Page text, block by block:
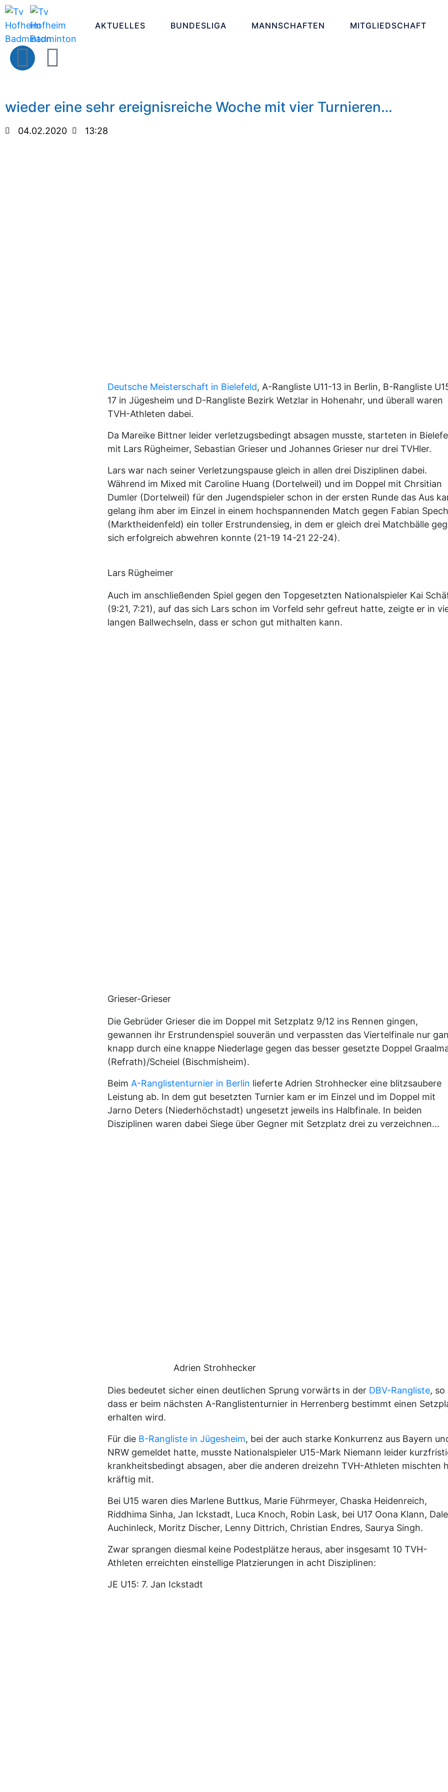
AKTUELLES BUNDESLIGA MANNSCHAFTEN MITGLIEDSCHAFT
wieder eine sehr ereignisreiche Woche mit vier Turnieren…
04.02.2020 13:28
Deutsche Meisterschaft in Bielefeld, A-Rangliste U11-13 in Berlin, B-Rangliste
17 in Jügesheim und D-Rangliste Bezirk Wetzlar in Hohenahr, und überall waren
TVH-Athleten dabei.
Da Mareike Bittner leider verletzugsbedingt absagen musste, starteten in
mit Lars Rügheimer, Sebastian Grieser und Johannes Grieser nur drei TVHler.
Lars war nach seiner Verletzungspause gleich in allen drei Disziplinen dabei.
Während im Mixed mit Caroline Huang (Dortelweil) und im Doppel mit Chrsitian
Dumler (Dortelweil) für den Jugendspieler schon in der ersten Runde das Aus
gelang ihm aber im Einzel in einem hochspannenden Match gegen Fabian
(Marktheidenfeld) ein toller Erstrundensieg, in dem er gleich drei Matchbälle
sich erfolgreich abwehren konnte (21-19 14-21 22-24).
Lars Rügheimer
Auch im anschließenden Spiel gegen den Topgesetzten Nationalspieler Kai
(9:21, 7:21), auf das sich Lars schon im Vorfeld sehr gefreut hatte, zeigte er in
langen Ballwechseln, dass er schon gut mithalten kann.
Grieser-Grieser
Die Gebrüder Grieser die im Doppel mit Setzplatz 9/12 ins Rennen gingen,
gewannen ihr Erstrundenspiel souverän und verpassten das Viertelfinale nur
knapp durch eine knappe Niederlage gegen das besser gesetzte Doppel
(Refrath)/Scheiel (Bischmisheim).
Beim A-Ranglistenturnier in Berlin lieferte Adrien Strohhecker eine blitzsaubere
Leistung ab. In dem gut besetzten Turnier kam er im Einzel und im Doppel mit
Jarno Deters (Niederhöchstadt) ungesetzt jeweils ins Halbfinale. In beiden
Disziplinen waren dabei Siege über Gegner mit Setzplatz drei zu verzeichnen…
Adrien Strohhecker
Dies bedeutet sicher einen deutlichen Sprung vorwärts in der DBV-Rangliste, so
dass er beim nächsten A-Ranglistenturnier in Herrenberg bestimmt einen
erhalten wird.
Für die B-Rangliste in Jügesheim, bei der auch starke Konkurrenz aus Bayern
NRW gemeldet hatte, musste Nationalspieler U15-Mark Niemann leider
krankheitsbedingt absagen, aber die anderen dreizehn TVH-Athleten mischten
kräftig mit.
Bei U15 waren dies Marlene Buttkus, Marie Führmeyer, Chaska Heidenreich,
Riddhima Sinha, Jan Ickstadt, Luca Knoch, Robin Lask, bei U17 Oona Klann, Dale
Auchinleck, Moritz Discher, Lenny Dittrich, Christian Endres, Saurya Singh.
Zwar sprangen diesmal keine Podestplätze heraus, aber insgesamt 10 TVH-
Athleten erreichten einstellige Platzierungen in acht Disziplinen:
JE U15: 7. Jan Ickstadt